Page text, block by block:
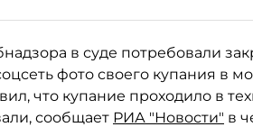
в суде потребовали
фото своего купания в
что купание проходило в
сообщает РИА "Новости" в